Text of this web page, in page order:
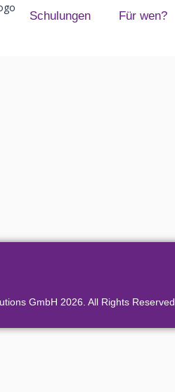
Schulungen Für wen?
GmbH 2026. All Rights Reserved.